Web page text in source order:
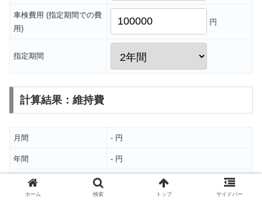
車検費用 (指定期間での費
用)
円
指定期間
計算結果：維持費
月間 - 円
年間 - 円
期間合計
ホーム 検索 トップ サイドバー